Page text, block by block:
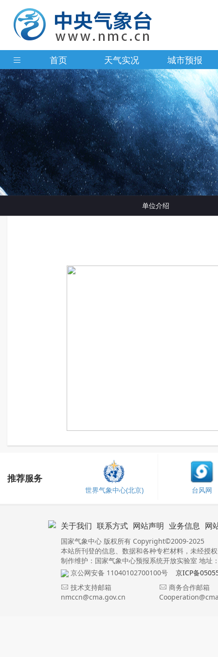
首页 天气实况 城市预报
单位介绍
推荐服务
世界气象中心(北京) 台风网
关于我们 联系方式 网站声明 业务信息 网
国家气象中心 版权所有 Copyright©2009-2025
本站所刊登的信息、数据和各种专栏材料，未经授
制作维护：国家气象中心预报系统开放实验室 地址
京公网安备 11040102700100号
京ICP备
技术支持邮箱
nmccn@cma.gov.cn
商务合作邮箱